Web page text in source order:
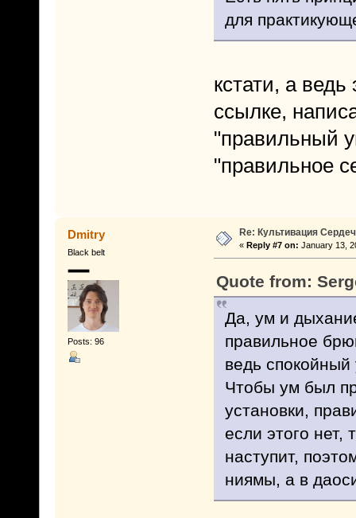
для
кстати, а
ссылке,
"правильный
"правильное
Dmitry
Black belt
Posts: 96
Re: Культивация
« Reply #7 on: January 13,
Quote from:
Да, ум и
правильное
ведь
Чтобы ум был
установки,
если этого
наступит,
ниямы, а в